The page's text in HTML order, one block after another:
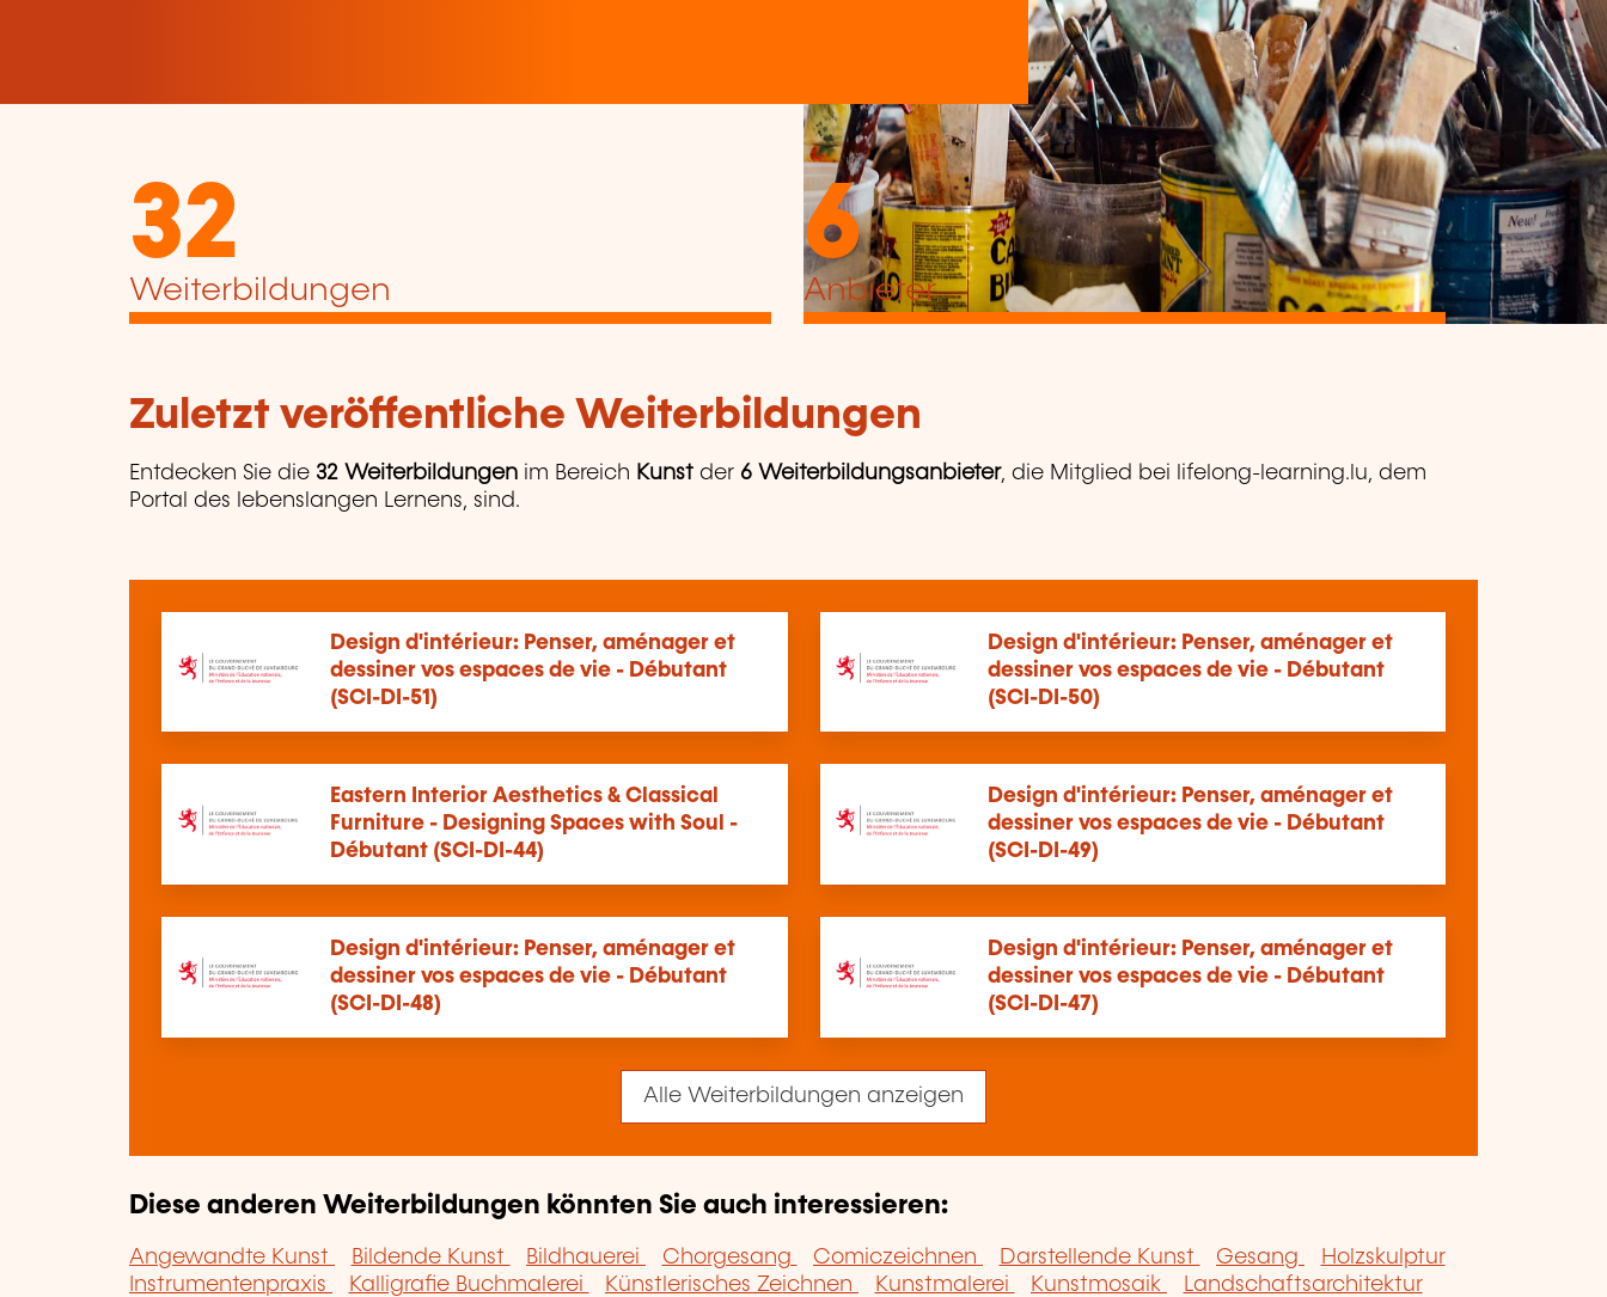
32
Weiterbildungen
6
Anbieter
Zuletzt veröffentliche Weiterbildungen
Entdecken Sie die 32 Weiterbildungen im Bereich Kunst der 6 Weiterbildungsanbieter, die Mitglied bei lifelong-learning.lu, dem
Portal des lebenslangen Lernens, sind.
Design d'intérieur: Penser, aménager et
dessiner vos espaces de vie - Débutant
(SCI-DI-51)
Design d'intérieur: Penser, aménager et
dessiner vos espaces de vie - Débutant
(SCI-DI-50)
Eastern Interior Aesthetics & Classical
Furniture - Designing Spaces with Soul -
Débutant (SCI-DI-44)
Design d'intérieur: Penser, aménager et
dessiner vos espaces de vie - Débutant
(SCI-DI-49)
Design d'intérieur: Penser, aménager et
dessiner vos espaces de vie - Débutant
(SCI-DI-48)
Design d'intérieur: Penser, aménager et
dessiner vos espaces de vie - Débutant
(SCI-DI-47)
Alle Weiterbildungen anzeigen
Diese anderen Weiterbildungen könnten Sie auch interessieren:
Angewandte Kunst Bildende Kunst Bildhauerei Chorgesang Comiczeichnen Darstellende Kunst Gesang
Holzskulptur
Instrumentenpraxis
Kalligrafie Buchmalerei Künstlerisches Zeichnen Kunstmalerei Kunstmosaik
Landschaftsarchitektur